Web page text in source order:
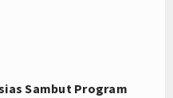
Sambut Program